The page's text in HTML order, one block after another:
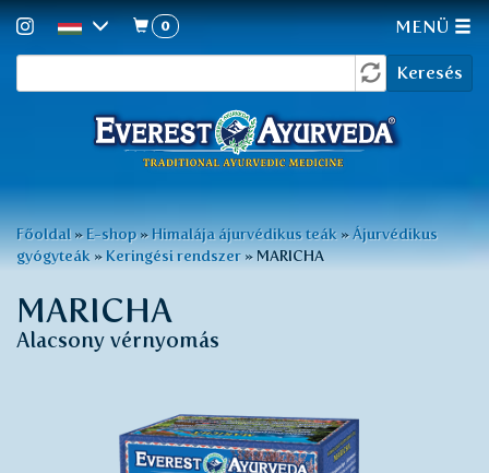
űrlap
Keresés
0 MENÜ
Jelenlegi
hely
Főoldal » E-shop » Himalája ájurvédikus teák » Ájurvédikus
gyógyteák »Keringési rendszer » MARICHA
MARICHA
Alacsony vérnyomás